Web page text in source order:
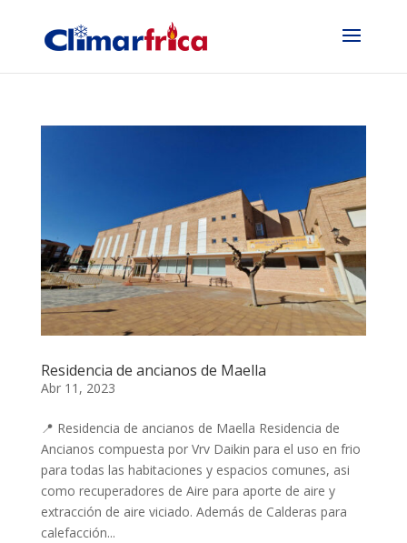
Residencia de ancianos de Maella
Abr 11, 2023
📍 Residencia de ancianos de Maella Residencia de
Ancianos compuesta por Vrv Daikin para el uso en frio
para todas las habitaciones y espacios comunes, asi
como recuperadores de Aire para aporte de aire y
extracción de aire viciado. Además de Calderas para
calefacción...